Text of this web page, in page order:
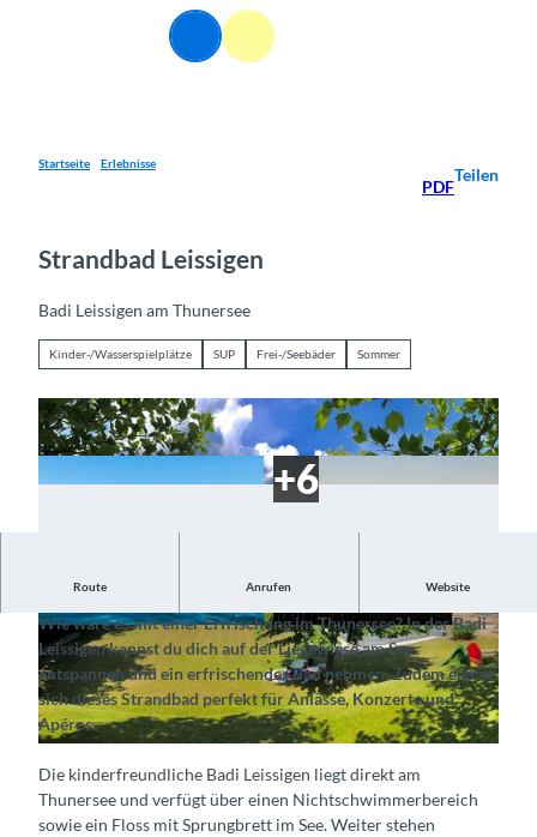
Suche Menü
Startseite Erlebnisse
PDF
Teilen
Strandbad Leissigen
Badi Leissigen am Thunersee
Kinder-/Wasserspielplätze SUP Frei-/Seebäder Sommer
CC-BY-SA ©CC-BY-SA
Route Anrufen Website
Geniesse schönste Sonnenuntergänge am Thunersee
Wie wäre es mit einer Erfrischung im Thunersee? In der Badi
Leissigen kannst du dich auf der Liegewiese am See
entspannen und ein erfrischendes Bad nehmen. Zudem eignet
sich dieses Strandbad perfekt für Anlässe, Konzerte und
Apéros.
Die kinderfreundliche Badi Leissigen liegt direkt am
Thunersee und verfügt über einen Nichtschwimmerbereich
sowie ein Floss mit Sprungbrett im See. Weiter stehen